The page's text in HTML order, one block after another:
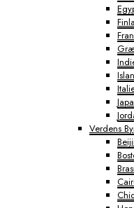
Verdens